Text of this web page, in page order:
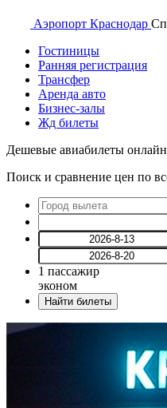
Аэропорт Краснодар
Гостиницы
Ранняя регистрация
Трансфер
Аренда авто
Бизнес-залы
Жд билеты
Дешевые авиабилеты онлайн
Поиск и сравнение цен по
1 пассажир
эконом
Найти билеты